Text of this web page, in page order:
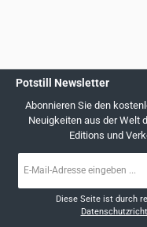
Potstill Newsletter
Abonnieren Sie den
Neuigkeiten aus der Welt
Editions und
Mail-
Diese Seite ist durch